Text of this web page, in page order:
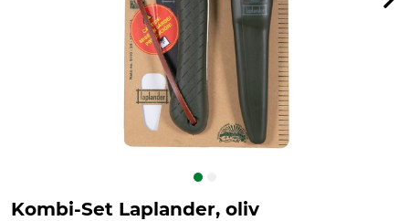
Kombi-Set Laplander, oliv